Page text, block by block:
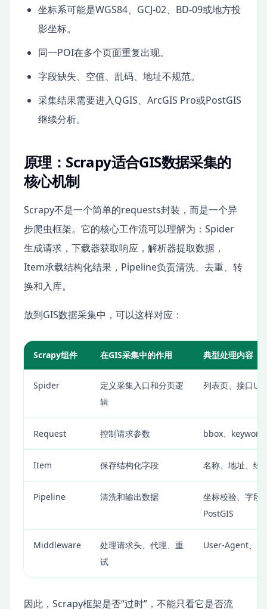
坐标系可能是WGS84、GCJ-02、BD-09或地方投
影坐标。
同一POI在多个页面重复出现。
字段缺失、空值、乱码、地址不规范。
采集结果需要进入QGIS、ArcGIS Pro或PostGIS
继续分析。
原理：Scrapy适合GIS数据采集的
核心机制
Scrapy不是一个简单的requests封装，而是一个异
步爬虫框架。它的核心工作流可以理解为：Spider
生成请求，下载器获取响应，解析器提取数据，
Item承载结构化结果，Pipeline负责清洗、去重、转
换和入库。
放到GIS数据采集中，可以这样对应：
Scrapy组件 在GIS采集中的作用 典型处理内容
Spider
定义采集入口和分页逻
辑
列表页、接口
Request 控制请求参数 bbox、
Item 保存结构化字段 名称、地址、经
Pipeline 清洗和输出数据
坐标校验、字段
PostGIS
Middleware
处理请求头、代理、重
试
User-Agent、
因此，Scrapy框架是否“过时”，不能只看它是否流